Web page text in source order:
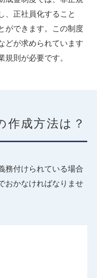
、正社員化すること
ができます。この制度
どが求められています
則が必要です。
作成方法は？
務付けられている場合
おかなければなりませ